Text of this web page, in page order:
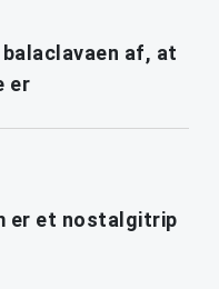
af, at
er
er et nostalgitrip